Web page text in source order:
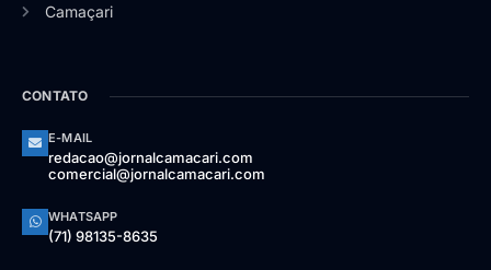
Camaçari
CONTATO
E-MAIL
redacao@jornalcamacari.com
comercial@jornalcamacari.com
WHATSAPP
(71) 98135-8635